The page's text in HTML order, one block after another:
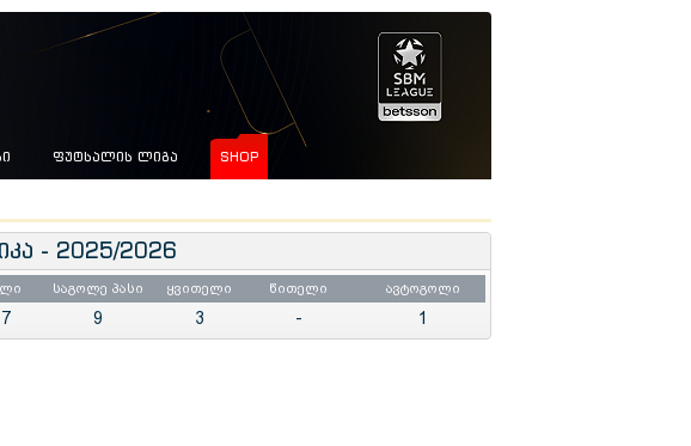
ᲤᲣᲢᲡᲐᲚᲘᲡ ᲚᲘᲒᲐ SHOP
- 2025/2026
საგოლე პასი ყვითელი წითელი ავტოგოლი
9 3 - 1